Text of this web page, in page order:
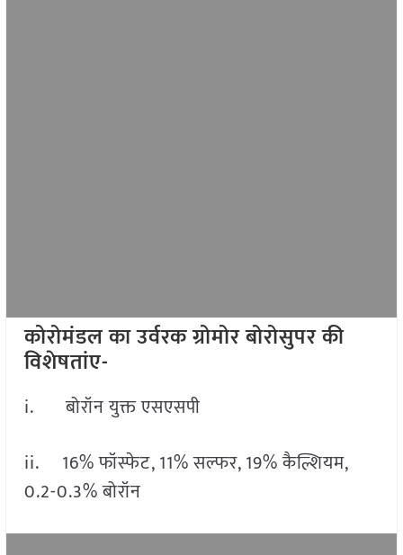
कोरोमंडल का उर्वरक ग्रोमोर बोरोसुपर की
विशेषतांए-
i. बोरॉन युक्त एसएसपी
ii. 16% फॉस्फेट, 11% सल्फर, 19% कैल्शियम,
0.2-0.3% बोरॉन